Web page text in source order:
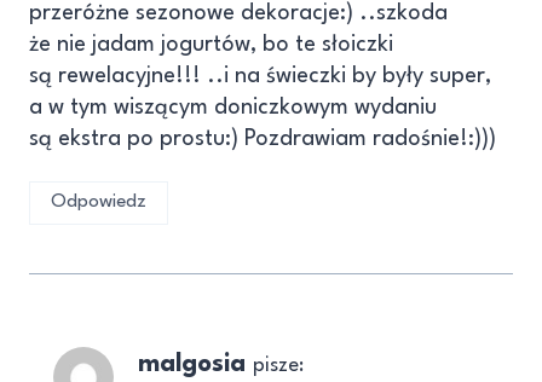
przeróżne sezonowe dekoracje:) ..szkoda
że nie jadam jogurtów, bo te słoiczki
są rewelacyjne!!! ..i na świeczki by były super,
a w tym wiszącym doniczkowym wydaniu
są ekstra po prostu:) Pozdrawiam radośnie!:)))
Odpowiedz
malgosia pisze: